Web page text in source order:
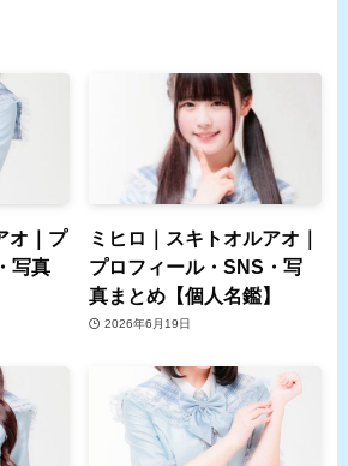
オ｜プ
写真
ミヒロ｜スキトオルアオ｜
プロフィール・SNS・写
真まとめ【個人名鑑】
2026年6月19日